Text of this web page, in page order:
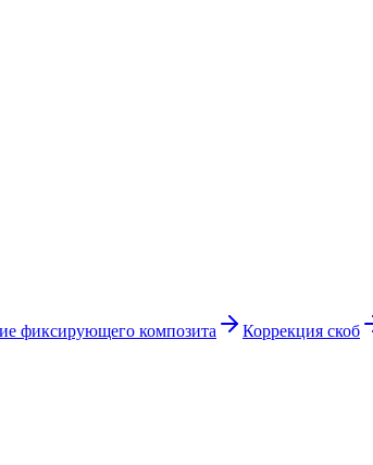
фиксирующего композита
Коррекция скоб